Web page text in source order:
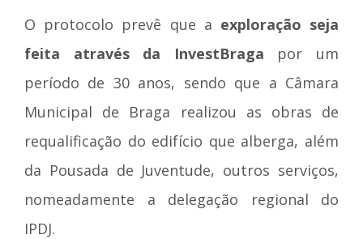
O protocolo prevê que a exploração seja
feita através da InvestBraga por um
período de 30 anos, sendo que a Câmara
Municipal de Braga realizou as obras de
requalificação do edifício que alberga, além
da Pousada de Juventude, outros serviços,
nomeadamente a delegação regional do
IPDJ.